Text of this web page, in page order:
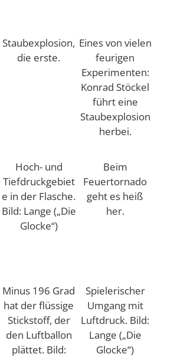
Staubexplosion,
die erste.
Eines von vielen
feurigen
Experimenten:
Konrad Stöckel
führt eine
Staubexplosion
herbei.
Hoch- und
Tiefdruckgebiet
e in der Flasche.
Bild: Lange („Die
Glocke“)
Beim
Feuertornado
geht es heiß
her.
Minus 196 Grad
hat der flüssige
Stickstoff, der
den Luftballon
plättet. Bild:
Spielerischer
Umgang mit
Luftdruck. Bild:
Lange („Die
Glocke“)